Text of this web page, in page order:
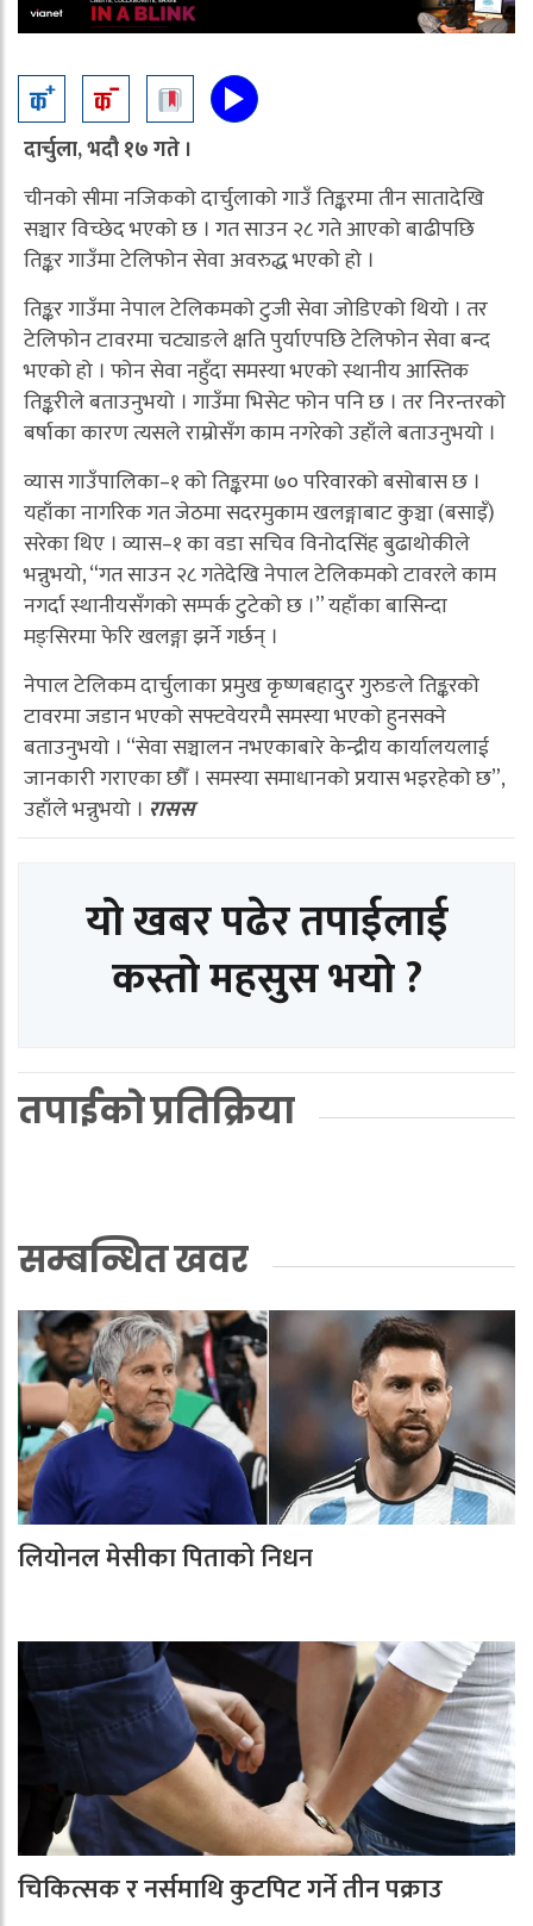
दार्चुला, भदौ १७ गते ।
चीनको सीमा नजिकको दार्चुलाको गाउँ तिङ्करमा तीन सातादेखि
सञ्चार विच्छेद भएको छ । गत साउन २८ गते आएको बाढीपछि
तिङ्कर गाउँमा टेलिफोन सेवा अवरुद्ध भएको हो ।
तिङ्कर गाउँमा नेपाल टेलिकमको टुजी सेवा जोडिएको थियो । तर
टेलिफोन टावरमा चट्याङले क्षति पुर्याएपछि टेलिफोन सेवा बन्द
भएको हो । फोन सेवा नहुँदा समस्या भएको स्थानीय आस्तिक
तिङ्करीले बताउनुभयो । गाउँमा भिसेट फोन पनि छ । तर निरन्तरको
बर्षाका कारण त्यसले राम्रोसँग काम नगरेको उहाँले बताउनुभयो ।
व्यास गाउँपालिका–१ को तिङ्करमा ७० परिवारको बसोबास छ ।
यहाँका नागरिक गत जेठमा सदरमुकाम खलङ्गाबाट कुञ्चा (बसाइँ)
सरेका थिए । व्यास–१ का वडा सचिव विनोदसिंह बुढाथोकीले
भन्नुभयो, “गत साउन २८ गतेदेखि नेपाल टेलिकमको टावरले काम
नगर्दा स्थानीयसँगको सम्पर्क टुटेको छ ।” यहाँका बासिन्दा
मङ्सिरमा फेरि खलङ्गा झर्ने गर्छन् ।
नेपाल टेलिकम दार्चुलाका प्रमुख कृष्णबहादुर गुरुङले तिङ्करको
टावरमा जडान भएको सफ्टवेयरमै समस्या भएको हुनसक्ने
बताउनुभयो । “सेवा सञ्चालन नभएकाबारे केन्द्रीय कार्यालयलाई
जानकारी गराएका छौँ । समस्या समाधानको प्रयास भइरहेको छ”,
उहाँले भन्नुभयो । रासस
यो खबर पढेर तपाईलाई
कस्तो महसुस भयो ?
तपाईको प्रतिक्रिया
सम्बन्धित खवर
लियोनल मेसीका पिताको निधन
चिकित्सक र नर्समाथि कुटपिट गर्ने तीन पक्राउ